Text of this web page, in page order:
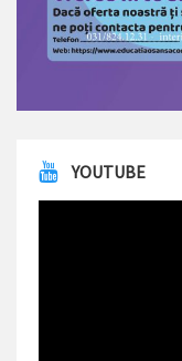
YOUTUBE